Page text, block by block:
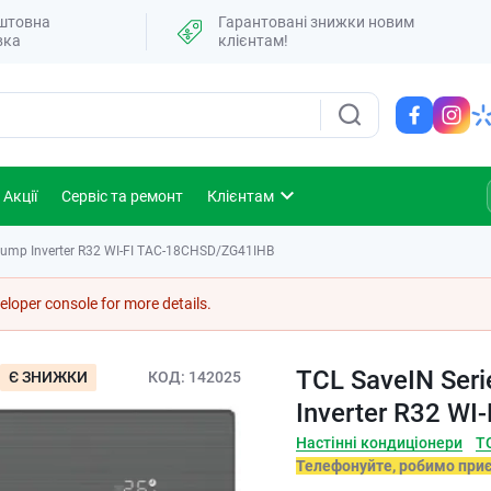
Гарантовані знижки новим
клієнтам!
Акції Сервіс та ремонт Клієнтам
Inverter R32 WI-FI TAC-18CHSD/ZG41IHB
console for more details.
Є ЗНИЖКИ КОД 142025
TCL SaveIN
Inverter R32
Настінні кондиціонери
Телефонуйте, робимо